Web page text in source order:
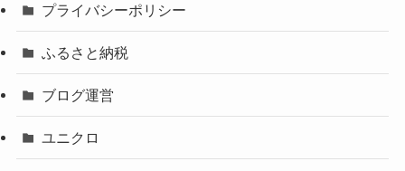
プライバシーポリシー
ふるさと納税
ブログ運営
ユニクロ